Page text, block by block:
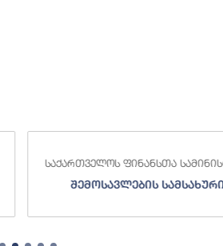
საქართველოს ფინანსთა
სახელმწიფო ხაზინა